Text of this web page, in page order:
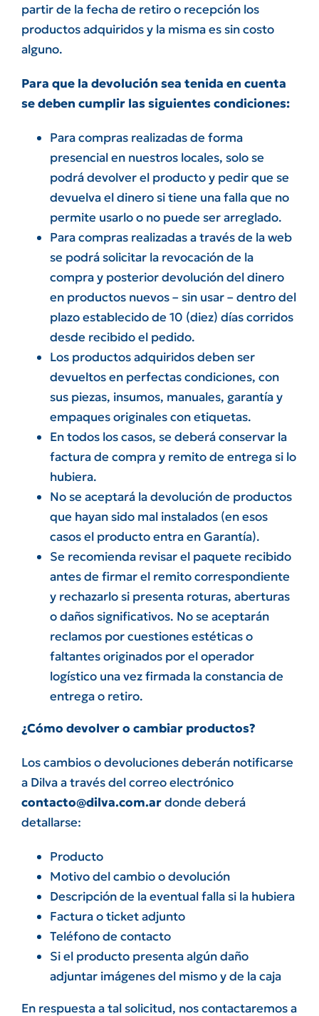
partir de la fecha de retiro o recepción los
productos adquiridos y la misma es sin costo
alguno.
Para que la devolución sea tenida en cuenta
se deben cumplir las siguientes condiciones:
Para compras realizadas de forma
presencial en nuestros locales, solo se
podrá devolver el producto y pedir que se
devuelva el dinero si tiene una falla que no
permite usarlo o no puede ser arreglado.
Para compras realizadas a través de la web
se podrá solicitar la revocación de la
compra y posterior devolución del dinero
en productos nuevos – sin usar – dentro del
plazo establecido de 10 (diez) días corridos
desde recibido el pedido.
Los productos adquiridos deben ser
devueltos en perfectas condiciones, con
sus piezas, insumos, manuales, garantía y
empaques originales con etiquetas.
En todos los casos, se deberá conservar la
factura de compra y remito de entrega si lo
hubiera.
No se aceptará la devolución de productos
que hayan sido mal instalados (en esos
casos el producto entra en Garantía).
Se recomienda revisar el paquete recibido
antes de firmar el remito correspondiente
y rechazarlo si presenta roturas, aberturas
o daños significativos. No se aceptarán
reclamos por cuestiones estéticas o
faltantes originados por el operador
logístico una vez firmada la constancia de
entrega o retiro.
¿Cómo devolver o cambiar productos?
Los cambios o devoluciones deberán notificarse
a Dilva a través del correo electrónico
contacto@dilva.com.ardonde deberá
detallarse:
Producto
Motivo del cambio o devolución
Descripción de la eventual falla si la hubiera
Factura o ticket adjunto
Teléfono de contacto
Si el producto presenta algún daño
adjuntar imágenes del mismo y de la caja
En respuesta a tal solicitud, nos contactaremos a